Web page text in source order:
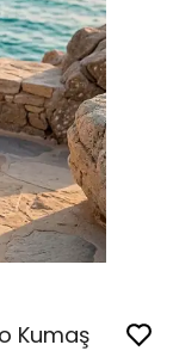
Kumaş